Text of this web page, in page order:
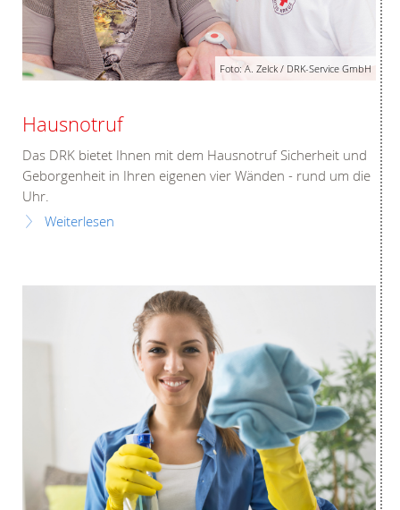
Foto: A. Zelck / DRK-Service GmbH
Hausnotruf
Das DRK bietet Ihnen mit dem Hausnotruf Sicherheit und
Geborgenheit in Ihren eigenen vier Wänden - rund um die
Uhr.
Weiterlesen